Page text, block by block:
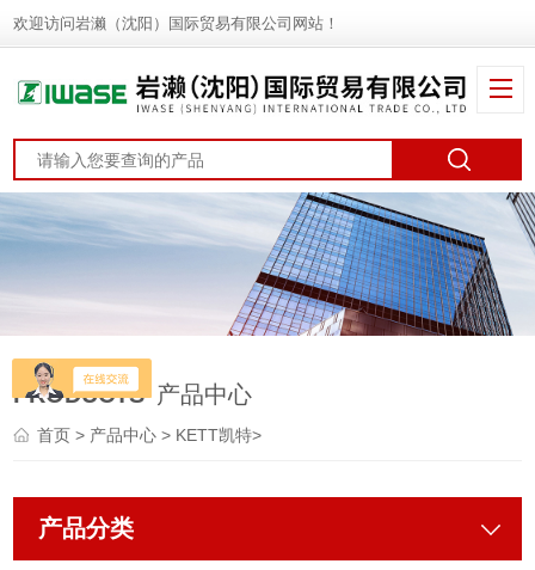
欢迎访问岩濑（沈阳）国际贸易有限公司网站！
PRODUCTS 产品中心
首页> 产品中心> KETT凯特>
产品分类